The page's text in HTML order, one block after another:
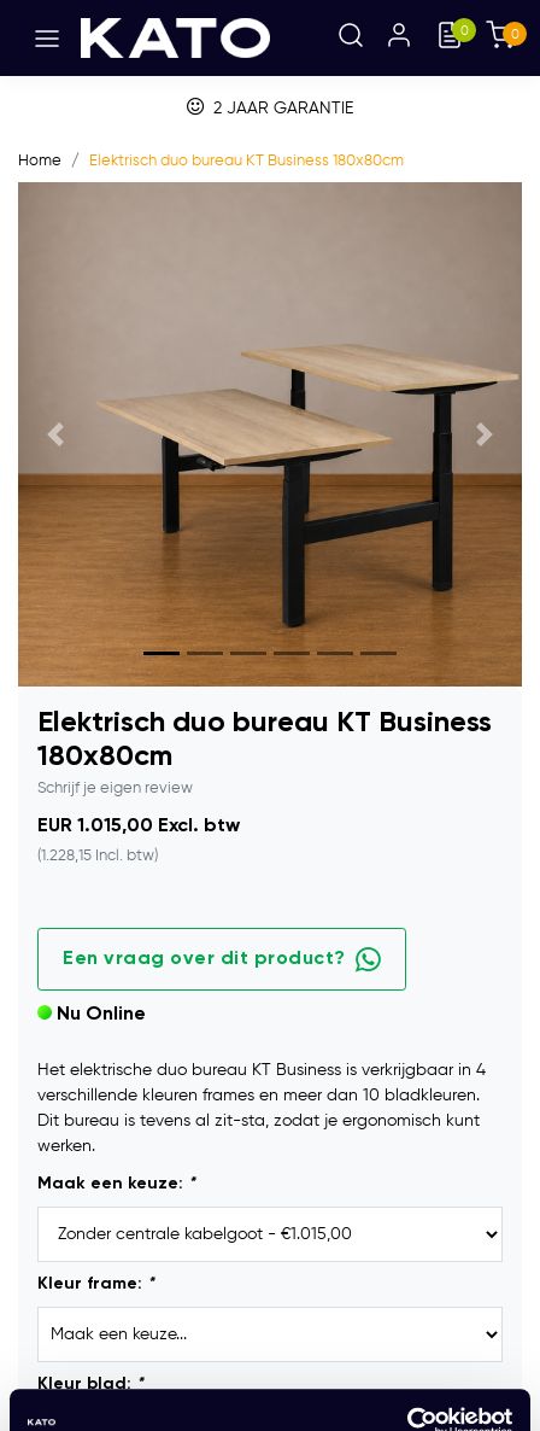
0 0
BETALEN OP FACTUUR
Home Elektrisch duo bureau KT Business 180x80cm
Vorige
Elektrisch duo bureau KT Business
180x80cm
Schrijf je eigen review
EUR 1.015,00 Excl. btw
(1.228,15 Incl. btw)
Een vraag over dit product?
Nu Online
Het elektrische duo bureau KT Business is verkrijgbaar in 4
verschillende kleuren frames en meer dan 10 bladkleuren.
Dit bureau is tevens al zit-sta, zodat je ergonomisch kunt
werken.
Maak een keuze: *
Kleur frame: *
Kleur blad: *